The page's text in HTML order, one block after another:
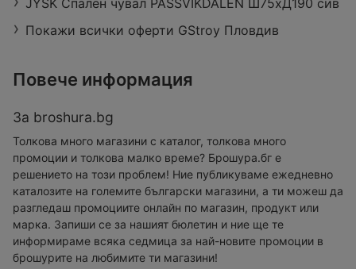
Покажи всички оферти GStroy Пловдив
Повече информация
За broshura.bg
Толкова много магазини с каталог, толкова много
промоции и толкова малко време? Брошура.бг е
решението на този проблем! Ние публикуваме ежедневно
каталозите на големите български магазини, а ти можеш да
разгледаш промоциите онлайн по магазин, продукт или
марка. Запиши се за нашият бюлетин и ние ще те
информираме всяка седмица за най-новите промоции в
брошурите на любимите ти магазини!